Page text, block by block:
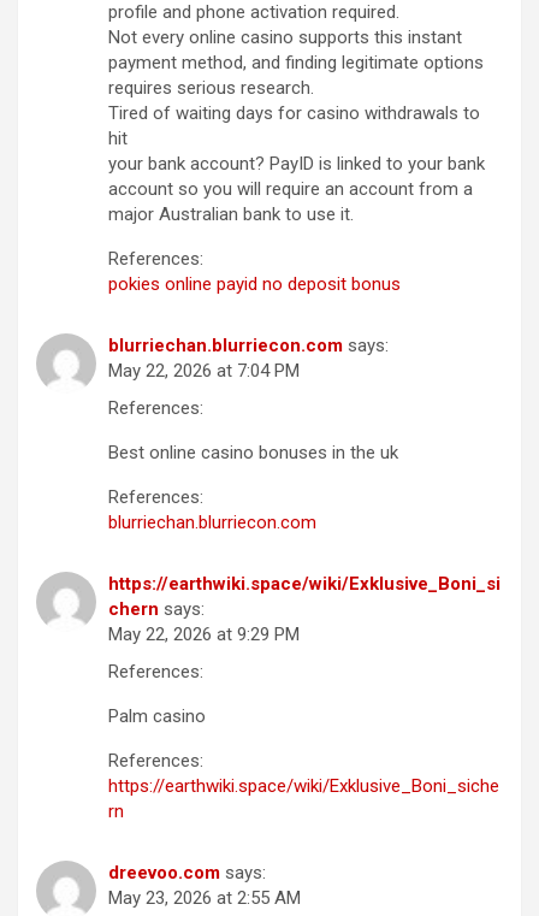
profile and phone activation required.
Not every online casino supports this instant
payment method, and finding legitimate options
requires serious research.
Tired of waiting days for casino withdrawals to
hit
your bank account? PayID is linked to your bank
account so you will require an account from a
major Australian bank to use it.
References:
pokies online payid no deposit bonus
blurriechan.blurriecon.com says:
May 22, 2026 at 7:04 PM
References:
Best online casino bonuses in the uk
References:
blurriechan.blurriecon.com
https://earthwiki.space/wiki/Exklusive_Boni_si
chern says:
May 22, 2026 at 9:29 PM
References:
Palm casino
References:
https://earthwiki.space/wiki/Exklusive_Boni_siche
rn
dreevoo.com says:
May 23, 2026 at 2:55 AM